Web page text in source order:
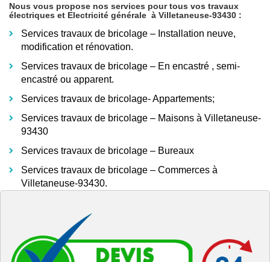
Nous vous propose nos services pour tous vos travaux
électriques et Electricité générale à Villetaneuse-93430 :
Services travaux de bricolage – Installation neuve,
modification et rénovation.
Services travaux de bricolage – En encastré , semi-
encastré ou apparent.
Services travaux de bricolage- Appartements;
Services travaux de bricolage – Maisons à Villetaneuse-
93430
Services travaux de bricolage – Bureaux
Services travaux de bricolage – Commerces à
Villetaneuse-93430.